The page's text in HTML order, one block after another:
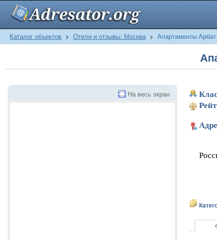
Каталог объектов > Отели и отзывы: Москва > Апартаменты
На весь экран